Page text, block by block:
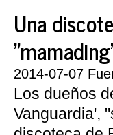
Una
2014-07-07
Los dueños
Vanguardia',